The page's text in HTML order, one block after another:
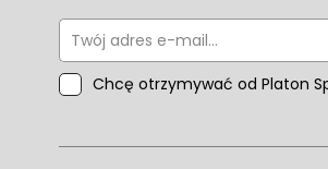
Chcę otrzymywać od Platon
Wszelkie informacje